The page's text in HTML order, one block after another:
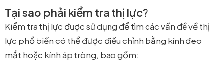
Tại sao phải kiểm tra thị lực?
Kiểm tra thị lực được sử dụng để tìm các vấn đề về thị
lực phổ biến có thể được điều chỉnh bằng kính đeo
mắt hoặc kính áp tròng, bao gồm: